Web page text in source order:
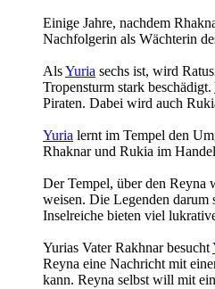
Einige Jahre, nachdem
Nachfolgerin als Wächterin
AlsYuria sechs ist, wird
Tropensturm stark beschädigt.
Piraten. Dabei wird auch
Yuria lernt im Tempel den
Rhaknar und Rukia im
Der Tempel, über den Reyna
weisen. Die Legenden darum
Inselreiche bieten viel
Yurias Vater Rakhnar besucht
Reyna eine Nachricht mit
kann. Reyna selbst will mit